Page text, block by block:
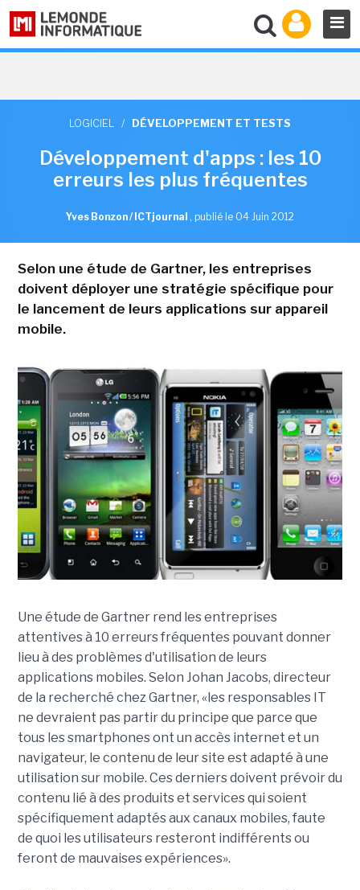
LOGICIEL / DÉVELOPPEMENT ET TESTS
Développement d'apps : les 10
erreurs les plus fréquentes
Yves Bonzon / ICTjournal , publié le 04 Juin 2012
Selon une étude de Gartner, les entreprises
doivent déployer une stratégie spécifique pour
le lancement de leurs applications sur appareil
mobile.
Une étude de Gartner rend les entreprises
attentives à 10 erreurs fréquentes pouvant donner
lieu à des problèmes d'utilisation de leurs
applications mobiles. Selon Johan Jacobs, directeur
de la recherché chez Gartner, «les responsables IT
ne devraient pas partir du principe que parce que
tous les smartphones ont un accès internet et un
navigateur, le contenu de leur site est adapté à une
utilisation sur mobile. Ces derniers doivent prévoir du
contenu lié à des produits et services qui soient
spécifiquement adaptés aux canaux mobiles, faute
de quoi les utilisateurs resteront indifférents ou
feront de mauvaises expériences».